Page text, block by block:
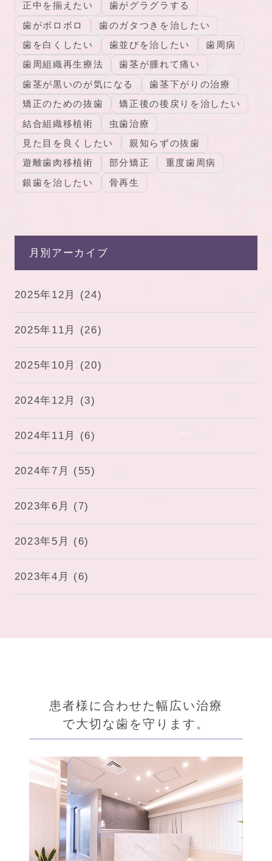
正中を揃えたい
歯がグラグラする
歯がボロボロ
歯のガタつきを治したい
歯を白くしたい
歯並びを治したい
歯周病
歯周組織再生療法
歯茎が腫れて痛い
歯茎が黒いのが気になる
歯茎下がりの治療
矯正のための抜歯
矯正後の後戻りを治したい
結合組織移植術
虫歯治療
見た目を良くしたい
親知らずの抜歯
遊離歯肉移植術
部分矯正
重度歯周病
銀歯を治したい
骨再生
月別アーカイブ
2025年12月 (24)
2025年11月 (26)
2025年10月 (20)
2024年12月 (3)
2024年11月 (6)
2024年7月 (55)
2023年6月 (7)
2023年5月 (6)
2023年4月 (6)
患者様に合わせた幅広い治療
で大切な歯を守ります。